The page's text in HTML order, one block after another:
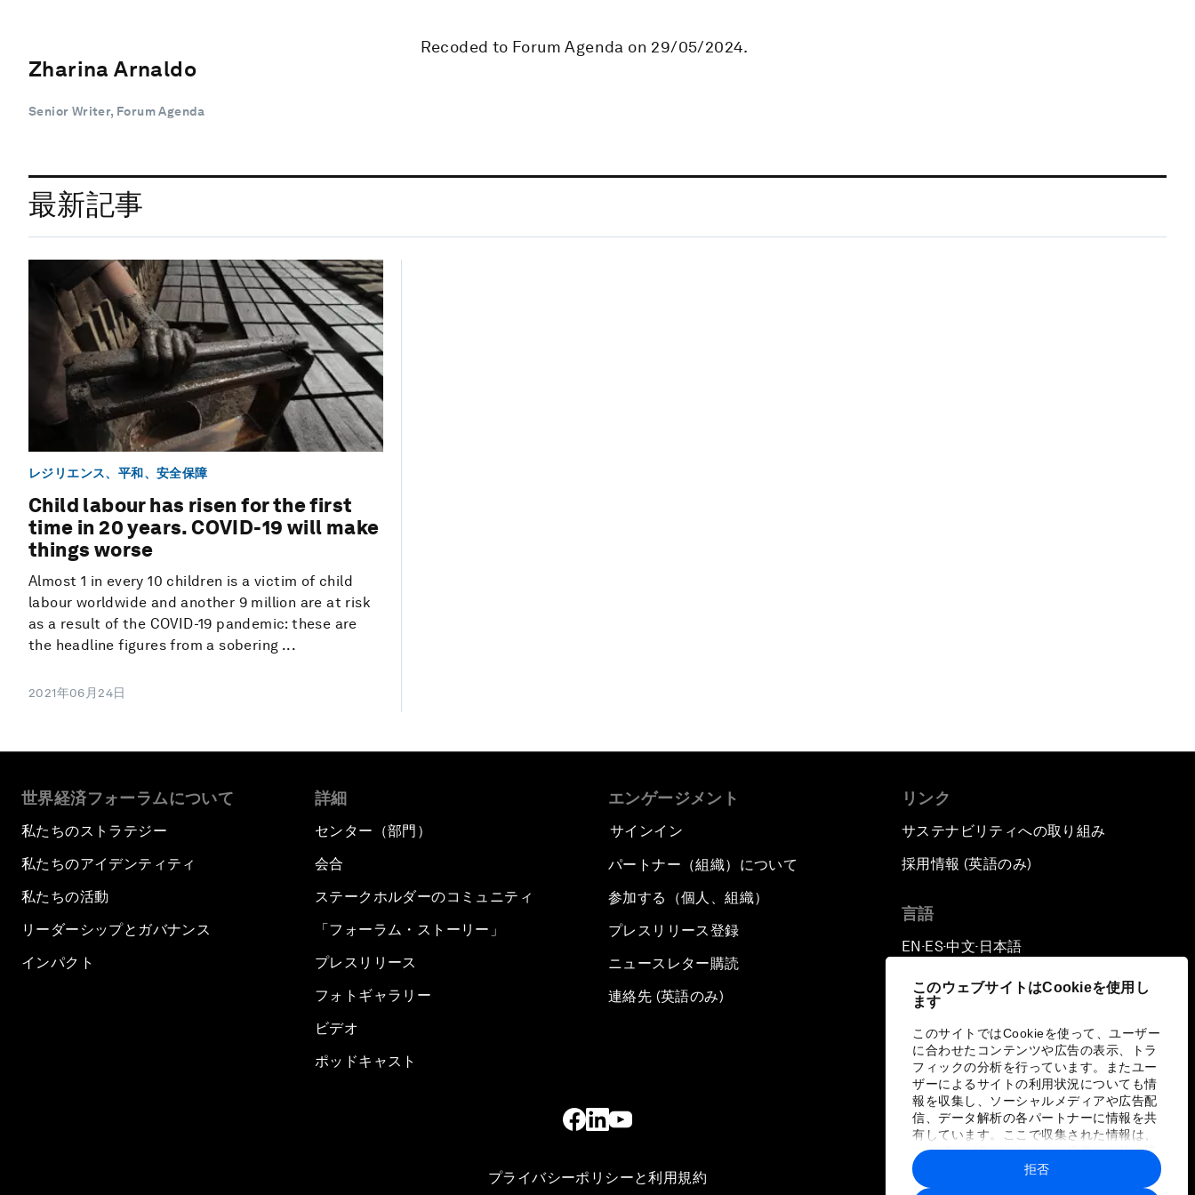
このウェブサイトはCookieを使用し
ます
このサイトではCookieを使って、ユーザー
に合わせたコンテンツや広告の表示、トラ
フィックの分析を行っています。またユー
ザーによるサイトの利用状況についても情
報を収集し、ソーシャルメディアや広告配
信、データ解析の各パートナーに情報を共
有しています。ここで収集された情報は、
ユーザーが各パートナーに提供した他の情
報や各パートナーのサービスを使用した際
に収集された情報と組み合わされ、各パー
拒否
Zharina Arnaldo
Senior Writer, Forum Agenda
Recoded to Forum Agenda on 29/05/2024.
最新記事
レジリエンス、平和、安全保障
Child labour has risen for the first
time in 20 years. COVID-19 will make
things worse
Almost 1 in every 10 children is a victim of child
labour worldwide and another 9 million are at risk
as a result of the COVID-19 pandemic: these are
the headline figures from a sobering ...
2021年06月24日
世界経済フォーラムについて
私たちのストラテジー
私たちのアイデンティティ
私たちの活動
リーダーシップとガバナンス
インパクト
詳細
センター（部門）
会合
ステークホルダーのコミュニティ
「フォーラム・ストーリー」
プレスリリース
フォトギャラリー
ビデオ
ポッドキャスト
エンゲージメント
サインイン
パートナー（組織）について
参加する（個人、組織）
プレスリリース登録
ニュースレター購読
連絡先 (英語のみ)
リンク
サステナビリティへの取り組み
採用情報 (英語のみ)
言語
EN ▪ ES▪中文▪ 日本語
プライバシーポリシーと利用規約